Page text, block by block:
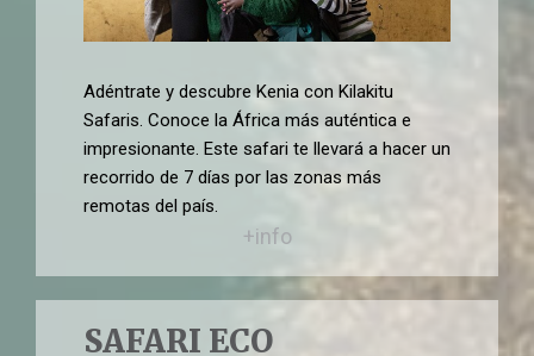
Adéntrate y descubre Kenia con Kilakitu
Safaris. Conoce la África más auténtica e
impresionante. Este safari te llevará a hacer un
recorrido de 7 días por las zonas más
remotas del país.
+info
SAFARI ECO